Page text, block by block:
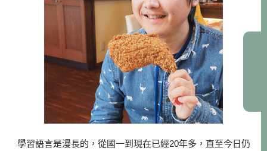
學習語言是漫長的，從國一到現在已經20年多，直至今日仍